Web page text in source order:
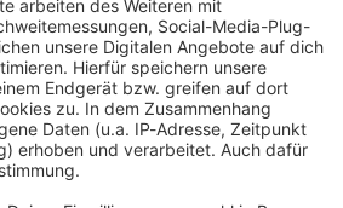
Studio Hotline
Kontaktformular
Sprachnachricht